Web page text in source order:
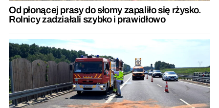
Od płonącej prasy do słomy zapaliło się rżysko.
Rolnicy zadziałali szybko i prawidłowo